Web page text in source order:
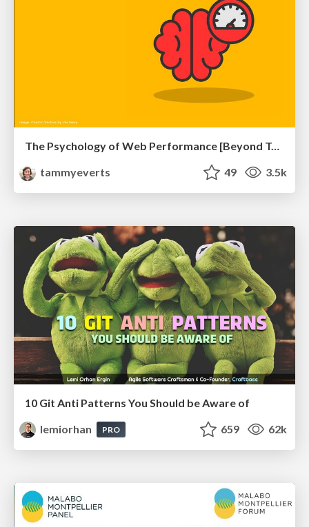
The Psychology of Web Performance [Beyond Tellerrand 2023]
tammyeverts
49 3.5k
10 Git Anti Patterns You Should be Aware of
lemiorhan
PRO 659 62k